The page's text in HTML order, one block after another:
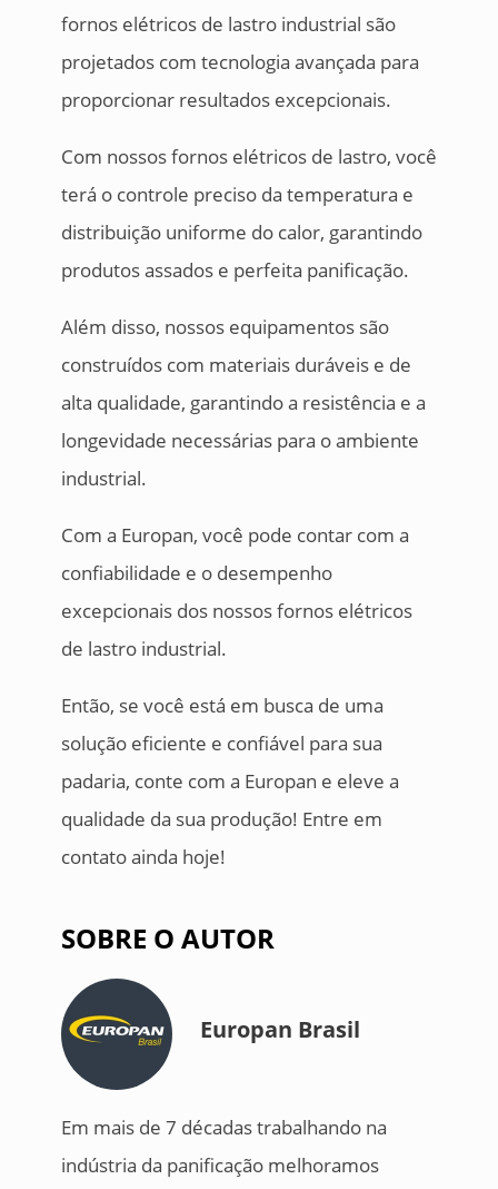
fornos elétricos de lastro industrial são
projetados com tecnologia avançada para
proporcionar resultados excepcionais.
Com nossos fornos elétricos de lastro, você
terá o controle preciso da temperatura e
distribuição uniforme do calor, garantindo
produtos assados e perfeita panificação.
Além disso, nossos equipamentos são
construídos com materiais duráveis e de
alta qualidade, garantindo a resistência e a
longevidade necessárias para o ambiente
industrial.
Com a Europan, você pode contar com a
confiabilidade e o desempenho
excepcionais dos nossos fornos elétricos
de lastro industrial.
Então, se você está em busca de uma
solução eficiente e confiável para sua
padaria, conte com a Europan e eleve a
qualidade da sua produção! Entre em
contato ainda hoje!
SOBRE O AUTOR
Europan Brasil
Em mais de 7 décadas trabalhando na
indústria da panificação melhoramos